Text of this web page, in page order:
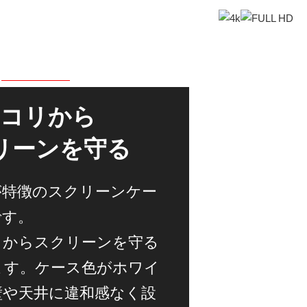
リから
ーンを守る
徴のスクリーンケー
。
らスクリーンを守る
。ケース色がホワイ
天井に違和感なく設